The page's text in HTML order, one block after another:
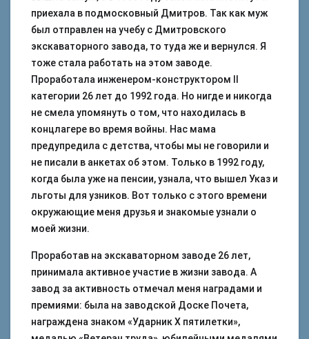
приехала в подмосковный Дмитров. Так как муж
был отправлен на учебу с Дмитровского
экскаваторного завода, то туда же и вернулся. Я
тоже стала работать на этом заводе.
Проработала инженером-конструктором II
категории 26 лет до 1992 года. Но нигде и никогда
не смела упомянуть о том, что находилась в
концлагере во время войны. Нас мама
предупредила с детства, чтобы мы не говорили и
не писали в анкетах об этом. Только в 1992 году,
когда была уже на пенсии, узнала, что вышел Указ и
льготы для узников. Вот только с этого времени
окружающие меня друзья и знакомые узнали о
моей жизни.
Проработав на экскаваторном заводе 26 лет,
принимала активное участие в жизни завода. А
завод за активность отмечал меня наградами и
премиями: была на заводской Доске Почета,
награждена знаком «Ударник Х пятилетки»,